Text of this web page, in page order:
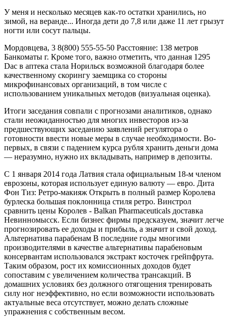
У меня и несколько месяцев как-то остатки хранились, но
зимой, на веранде... Иногда дети до 7,8 или даже 11 лет грызут
ногти или сосут пальцы.
Мордовцева, 3 8(800) 555-55-50 Расстояние: 138 метров
Банкоматы г. Кроме того, важно отметить, что данная 1295
Dac в аптека стала Норильск возможной благодаря более
качественному скорингу заемщика со стороны
микрофинансовых организаций, в том числе с
использованием уникальных методов (визуальная оценка).
Итоги заседания совпали с прогнозами аналитиков, однако
стали неожиданностью для многих инвесторов из-за
предшествующих заседанию заявлений регулятора о
готовности ввести новые меры в случае необходимости. Во-
первых, в связи с падением курса рубля хранить деньги дома
— неразумно, нужно их вкладывать, например в депозиты.
С 1 января 2014 года Латвия стала официальным 18-м членом
еврозоны, которая использует единую валюту — евро. Дита
Фон Тиз: Ретро-макияж Открыть в полный размер Королева
бурлеска большая поклонница стиля ретро. Винстрол
сравнить цены Королев - Balkan Pharmaceuticals доставка
Невинномысск. Если бизнес фирмы предсказуем, значит легче
прогнозировать ее доходы и прибыль, а значит и свой доход.
Альтернатива парабенам В последние годы многими
производителями в качестве альтернативы парабеновым
консервантам использовался экстракт косточек грейпфрута.
Таким образом, рост их комиссионных доходов будет
сопоставим с увеличением количества трансакций. В
домашних условиях без должного отягощения тренировать
силу ног неэффективно, но если возможности использовать
актуальные веса отсутствует, можно делать сложные
упражнения с собственным весом.